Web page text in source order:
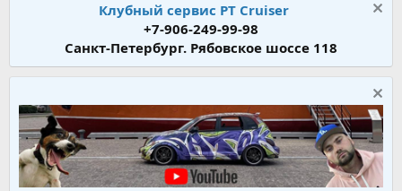
Клубный сервис PT Cruiser
+7-906-249-99-98
Санкт-Петербург. Рябовское шоссе 118